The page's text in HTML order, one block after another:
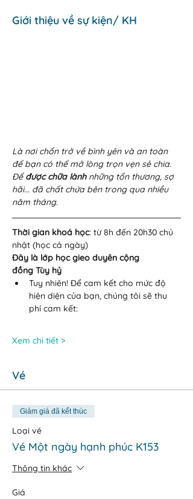
Giới thiệu về sự kiện/ KH
Là nơi chốn trở về bình yên và an toàn
để bạn có thể mở lòng trọn vẹn sẻ chia.
Để được chữa lành những tổn thương, sợ
hãi... đã chất chứa bên trong qua nhiều
năm tháng.
Thời gian khoá học: từ 8h đến 20h30 chủ
nhật (học cả ngày)
Đây là lớp học gieo duyên cộng
đồng Tùy hỷ
Tuy nhiên! Để cam kết cho mức độ
hiện diện của bạn, chúng tôi sẽ thu
phí cam kết:
Xem chi tiết >
Vé
Giảm giá đã kết thúc
Loại vé
Vé Một ngày hạnh phúc K153
Thông tin khác
Giá